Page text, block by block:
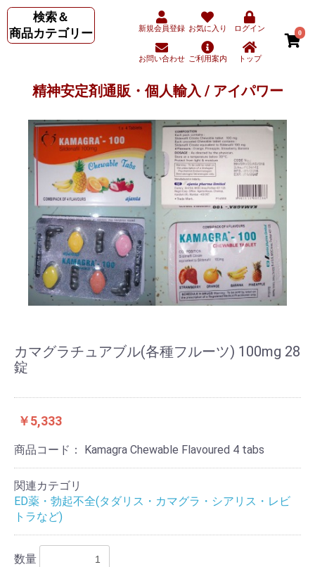
検索＆
商品カテゴリー
新規会員登録 お気に入り ログイン
お問い合わせ ご利用案内 トップ
0
精神安定剤通販・個人輸入 / アイパワー
カマグラチュアブル(各種フルーツ) 100mg 28
錠
￥5,333
商品コード： Kamagra Chewable Flavoured 4 tabs
関連カテゴリ
ED薬・勃起不全(タダリス・カマグラ・シアリス・レビ
トラなど)
数量